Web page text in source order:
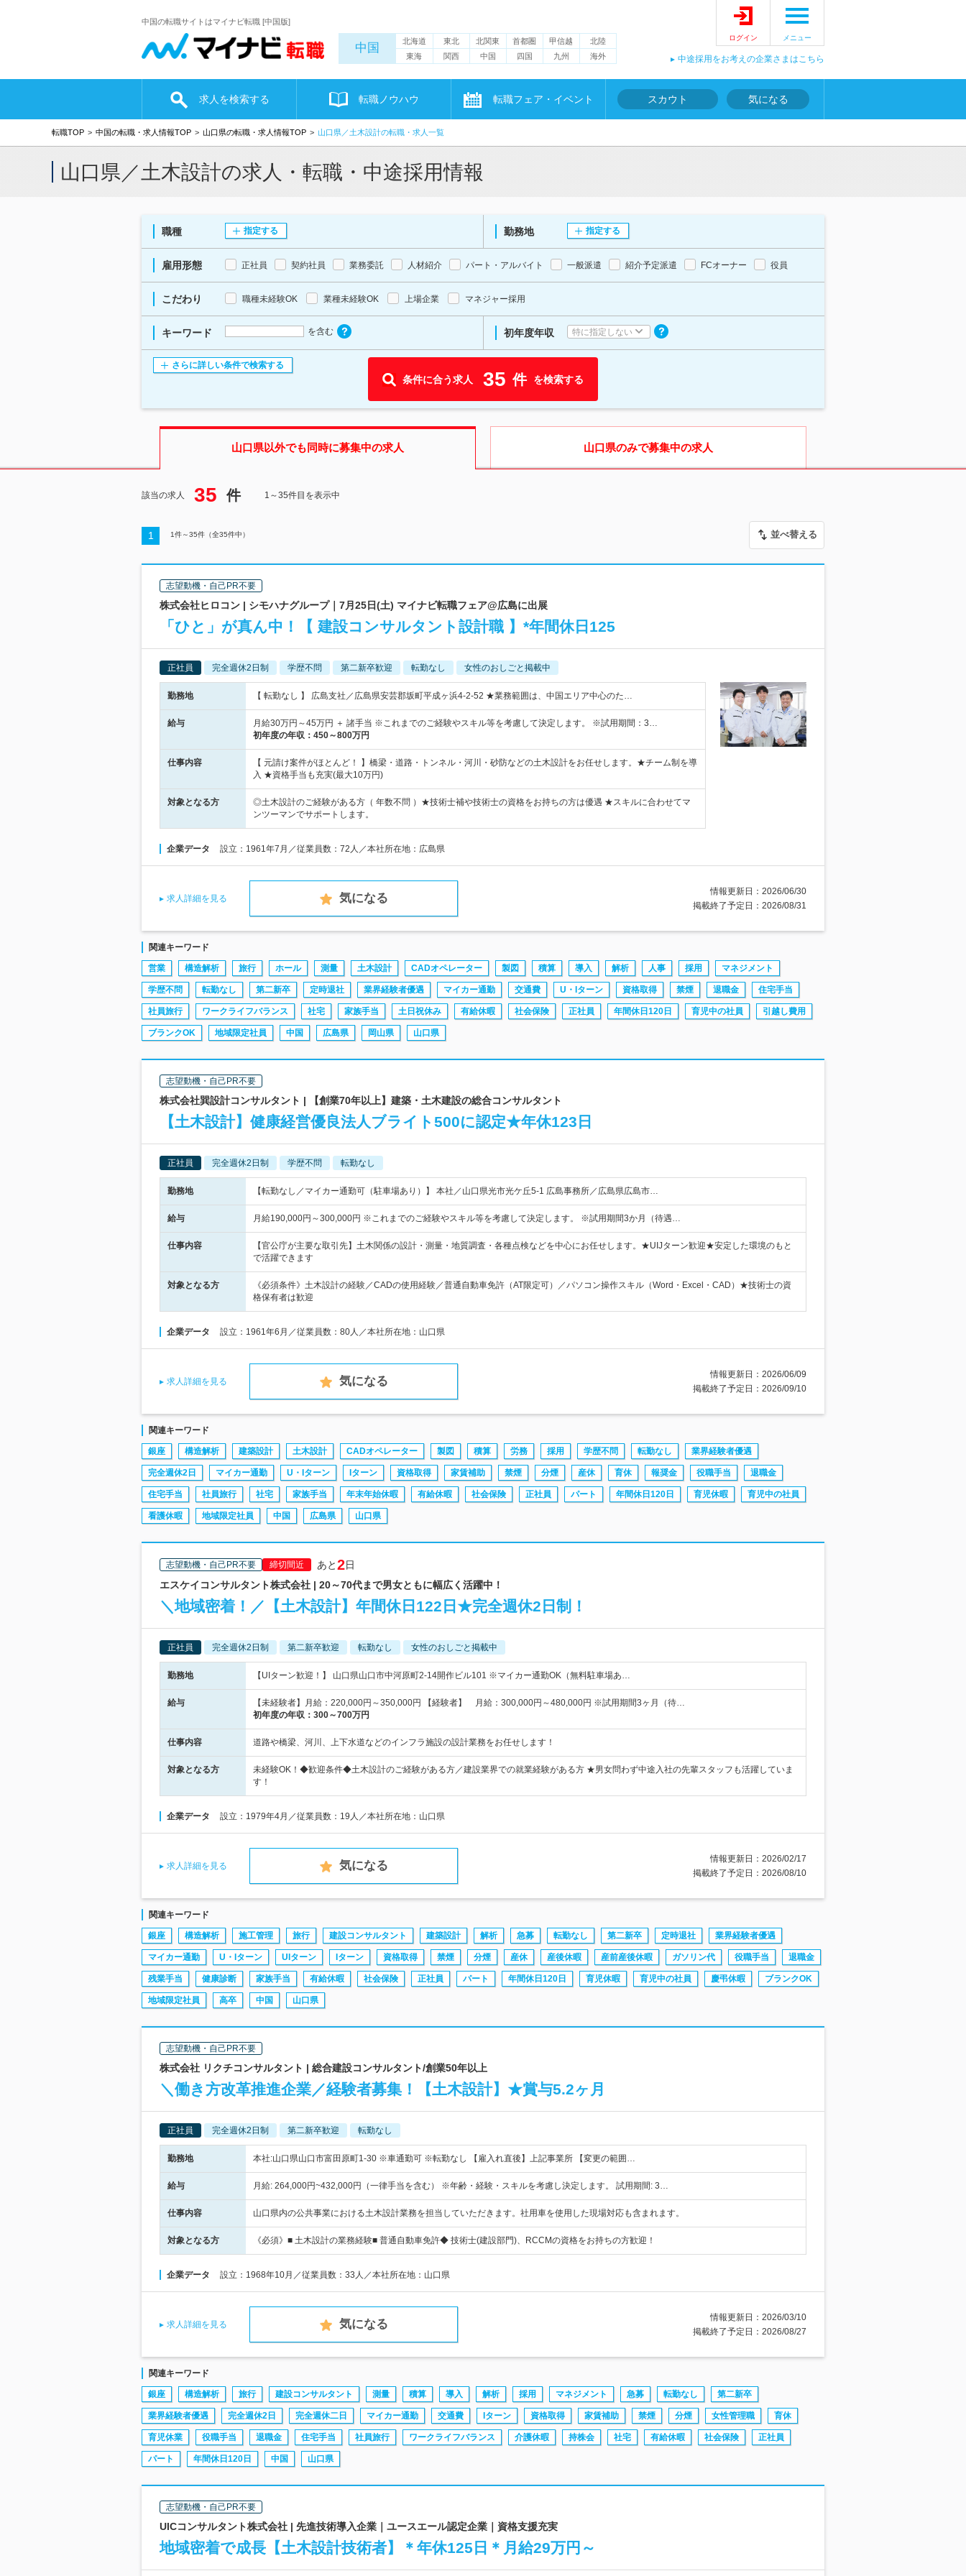
中国の転職サイトはマイナビ転職 [中国版]
中国 北海道 東北 北関東 首都圏 甲信越
北陸
東海
関西 中国 四国 九州 海外
ログイン メニュー
中途採用をお考えの企業さまはこちら
求人を検索する 転職ノウハウ 転職フェア・イベント スカウト 気になる
転職TOP 中国の転職・求人情報TOP 山口県の転職・求人情報TOP 山口県／土木設計の転職・求人一覧
山口県／土木設計の求人・転職・中途採用情報
職種 指定する 勤務地 指定する
雇用形態 正社員 契約社員 業務委託 人材紹介 パート・アルバイト 一般派遣 紹介予定派遣 FCオーナー 役員
こだわり 職種未経験OK 業種未経験OK 上場企業 マネジャー採用
キーワード を含む 初年度年収 特に指定しない
さらに詳しい条件で検索する
条件に合う求人 35 件 を検索する
山口県以外でも同時に募集中の求人 山口県のみで募集中の求人
該当の求人 35 件 1～35件目を表示中
1 1件～35件（全35件中） 並べ替える
志望動機・自己PR不要
株式会社ヒロコン | シモハナグループ｜7月25日(土) マイナビ転職フェア@広島に出展
「ひと」が真ん中！【 建設コンサルタント設計職 】*年間休日125
正社員 完全週休2日制 学歴不問 第二新卒歓迎 転勤なし 女性のおしごと掲載中
勤務地 【 転勤なし 】 広島支社／広島県安芸郡坂町平成ヶ浜4-2-52 ★業務範囲は、中国エリア中心のた…
給与
月給30万円～45万円 ＋ 諸手当 ※これまでのご経験やスキル等を考慮して決定します。 ※試用期間：3…
初年度の年収： 450～800万円
仕事内容
【 元請け案件がほとんど！ 】橋梁・道路・トンネル・河川・砂防などの土木設計をお任せします。★チーム制を導
入 ★資格手当も充実(最大10万円)
対象となる方
◎土木設計のご経験がある方（ 年数不問 ）★技術士補や技術士の資格をお持ちの方は優遇 ★スキルに合わせてマ
ンツーマンでサポートします。
企業データ 設立：1961年7月／従業員数：72人／本社所在地：広島県
求人詳細を見る 気になる
情報更新日：2026/06/30
掲載終了予定日：2026/08/31
関連キーワード
営業 構造解析 旅行 ホール 測量 土木設計 CADオペレーター 製図 積算 導入 解析 人事 採用 マネジメント
学歴不問 転勤なし 第二新卒 定時退社 業界経験者優遇 マイカー通勤 交通費 U・Iターン 資格取得 禁煙 退職金 住宅手当
社員旅行 ワークライフバランス 社宅 家族手当 土日祝休み 有給休暇 社会保険 正社員 年間休日120日 育児中の社員 引越し費用
ブランクOK 地域限定社員 中国 広島県 岡山県 山口県
志望動機・自己PR不要
株式会社巽設計コンサルタント | 【創業70年以上】建築・土木建設の総合コンサルタント
【土木設計】健康経営優良法人ブライト500に認定★年休123日
正社員 完全週休2日制 学歴不問 転勤なし
勤務地 【転勤なし／マイカー通勤可（駐車場あり）】 本社／山口県光市光ケ丘5-1 広島事務所／広島県広島市…
給与 月給190,000円～300,000円 ※これまでのご経験やスキル等を考慮して決定します。 ※試用期間3か月（待遇…
仕事内容
【官公庁が主要な取引先】土木関係の設計・測量・地質調査・各種点検などを中心にお任せします。★UIJターン歓迎★安定した環境のもと
で活躍できます
対象となる方
《必須条件》土木設計の経験／CADの使用経験／普通自動車免許（AT限定可）／パソコン操作スキル（Word・Excel・CAD）★技術士の資
格保有者は歓迎
企業データ 設立：1961年6月／従業員数：80人／本社所在地：山口県
求人詳細を見る 気になる
情報更新日：2026/06/09
掲載終了予定日：2026/09/10
関連キーワード
銀座 構造解析 建築設計 土木設計 CADオペレーター 製図 積算 労務 採用 学歴不問 転勤なし 業界経験者優遇
完全週休2日 マイカー通勤 U・Iターン Iターン 資格取得 家賃補助 禁煙 分煙 産休 育休 報奨金 役職手当 退職金
住宅手当 社員旅行 社宅 家族手当 年末年始休暇 有給休暇 社会保険 正社員 パート 年間休日120日 育児休暇 育児中の社員
看護休暇 地域限定社員 中国 広島県 山口県
志望動機・自己PR不要 締切間近 あと2日
エスケイコンサルタント株式会社 | 20～70代まで男女ともに幅広く活躍中！
＼地域密着！／【土木設計】年間休日122日★完全週休2日制！
正社員 完全週休2日制 第二新卒歓迎 転勤なし 女性のおしごと掲載中
勤務地 【UIターン歓迎！】 山口県山口市中河原町2-14開作ビル101 ※マイカー通勤OK（無料駐車場あ…
給与
【未経験者】月給：220,000円～350,000円 【経験者】 月給：300,000円～480,000円 ※試用期間3ヶ月（待…
初年度の年収： 300～700万円
仕事内容 道路や橋梁、河川、上下水道などのインフラ施設の設計業務をお任せします！
対象となる方
未経験OK！◆歓迎条件◆土木設計のご経験がある方／建設業界での就業経験がある方 ★男女問わず中途入社の先輩スタッフも活躍していま
す！
企業データ 設立：1979年4月／従業員数：19人／本社所在地：山口県
求人詳細を見る 気になる
情報更新日：2026/02/17
掲載終了予定日：2026/08/10
関連キーワード
銀座 構造解析 施工管理 旅行 建設コンサルタント 建築設計 解析 急募 転勤なし 第二新卒 定時退社 業界経験者優遇
マイカー通勤 U・Iターン UIターン Iターン 資格取得 禁煙 分煙 産休 産後休暇 産前産後休暇 ガソリン代 役職手当 退職金
残業手当 健康診断 家族手当 有給休暇 社会保険 正社員 パート 年間休日120日 育児休暇 育児中の社員 慶弔休暇 ブランクOK
地域限定社員 高卒 中国 山口県
志望動機・自己PR不要
株式会社 リクチコンサルタント | 総合建設コンサルタント/創業50年以上
＼働き方改革推進企業／経験者募集！【土木設計】★賞与5.2ヶ月
正社員 完全週休2日制 第二新卒歓迎 転勤なし
勤務地 本社:山口県山口市富田原町1-30 ※車通勤可 ※転勤なし 【雇入れ直後】上記事業所 【変更の範囲…
給与 月給: 264,000円~432,000円（一律手当を含む） ※年齢・経験・スキルを考慮し決定します。 試用期間: 3…
仕事内容 山口県内の公共事業における土木設計業務を担当していただきます。社用車を使用した現場対応も含まれます。
対象となる方 《必須》■ 土木設計の業務経験■ 普通自動車免許◆ 技術士(建設部門)、RCCMの資格をお持ちの方歓迎！
企業データ 設立：1968年10月／従業員数：33人／本社所在地：山口県
求人詳細を見る 気になる
情報更新日：2026/03/10
掲載終了予定日：2026/08/27
関連キーワード
銀座 構造解析 旅行 建設コンサルタント 測量 積算 導入 解析 採用 マネジメント 急募 転勤なし 第二新卒
業界経験者優遇 完全週休2日 完全週休二日 マイカー通勤 交通費 Iターン 資格取得 家賃補助 禁煙 分煙 女性管理職 育休
育児休業 役職手当 退職金 住宅手当 社員旅行 ワークライフバランス 介護休暇 持株会 社宅 有給休暇 社会保険 正社員
パート 年間休日120日 中国 山口県
志望動機・自己PR不要
UICコンサルタント株式会社 | 先進技術導入企業｜ユースエール認定企業｜資格支援充実
地域密着で成長【土木設計技術者】＊年休125日＊月給29万円～